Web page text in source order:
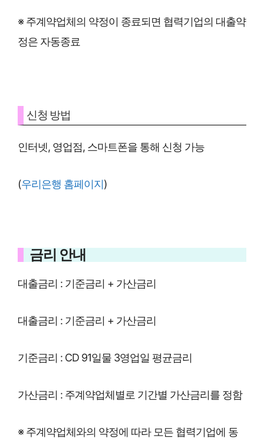
※ 주계약업체의 약정이 종료되면 협력기업의 대출약
정은 자동종료
신청 방법
인터넷, 영업점, 스마트폰을 통해 신청 가능
(우리은행 홈페이지)
금리 안내
대출금리 : 기준금리 + 가산금리
대출금리 : 기준금리 + 가산금리
기준금리 : CD 91일물 3영업일 평균금리
가산금리 : 주계약업체별로 기간별 가산금리를 정함
※ 주계약업체와의 약정에 따라 모든 협력기업에 동